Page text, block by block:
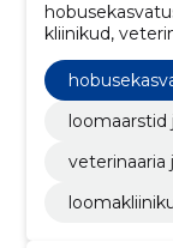
kliinikud,
loomaarstid
veterinaaria